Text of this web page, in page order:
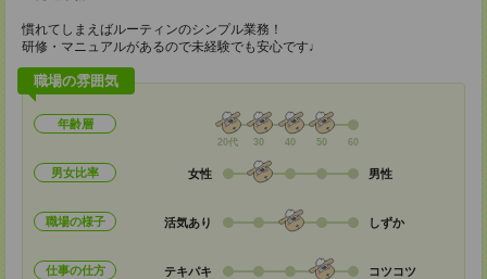
慣れてしまえばルーティンのシンプル業務！
研修・マニュアルがあるので未経験でも安心です♩
職場の雰囲気
年齢層
20代 30 40 50 60
男女比率 女性 男性
職場の様子 活気あり しずか
仕事の仕方 テキパキ コツコツ